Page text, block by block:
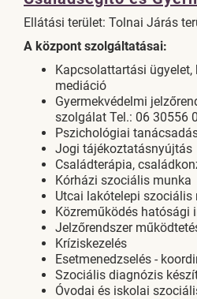
Ellátási terület: Tolnai Járás
A központ szolgáltatásai:
Kapcsolattartási ügyelet,
mediáció
Gyermekvédelmi
szolgálat Tel.: 06 30556
Pszichológiai
Jogi tájékoztatásnyújtás
Családterápia,
Kórházi szociális munka
Utcai lakótelepi szociális
Közreműködés hatósági
Jelzőrendszer
Kríziskezelés
Esetmenedzselés -
Szociális diagnózis
Óvodai és iskolai